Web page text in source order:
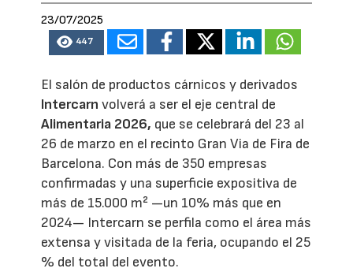
23/07/2025
447
El salón de productos cárnicos y derivados
Intercarnvolverá a ser el eje central de
Alimentaria 2026, que se celebrará del 23 al
26 de marzo en el recinto Gran Via de Fira de
Barcelona. Con más de 350 empresas
confirmadas y una superficie expositiva de
más de 15.000 m² —un 10% más que en
2024— Intercarn se perfila como el área más
extensa y visitada de la feria, ocupando el 25
% del total del evento.